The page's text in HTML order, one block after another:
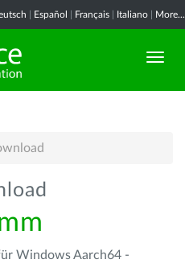
Español Français Italiano More...
Windows Aarch64 -